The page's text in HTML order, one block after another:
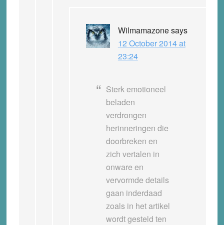
Wilmamazonesays
12 October 2014 at
23:24
Sterk emotioneel
beladen
verdrongen
herinneringen die
doorbreken en
zich vertalen in
onware en
vervormde details
gaan inderdaad
zoals in het artikel
wordt gesteld ten